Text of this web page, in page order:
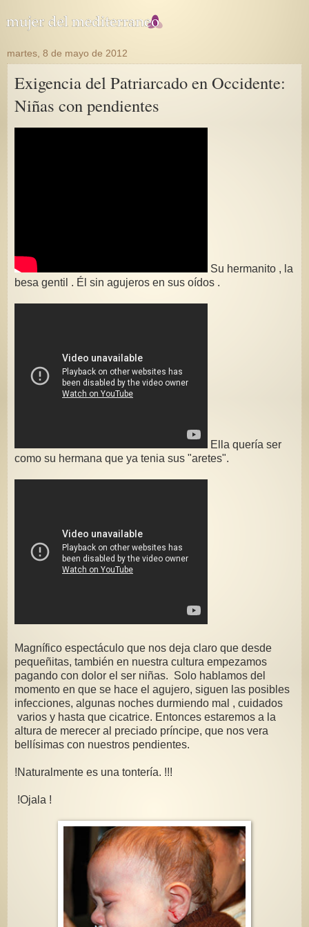
martes, 8 de mayo de 2012
Exigencia del Patriarcado en Occidente:
Niñas con pendientes
besa gentil . Él sin agujeros en sus oídos .
como su hermana que ya tenia sus "aretes".
Magnífico espectáculo que nos deja claro que desde
pequeñitas, también en nuestra cultura empezamos
pagando con dolor el ser niñas. Solo hablamos del
momento en que se hace el agujero, siguen las posibles
infecciones, algunas noches durmiendo mal , cuidados
varios y hasta que cicatrice. Entonces estaremos a la
altura de merecer al preciado príncipe, que nos vera
bellísimas con nuestros pendientes.
!Naturalmente es una tontería. !!!
!Ojala !